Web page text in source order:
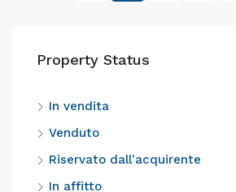
Property Status
In vendita
Venduto
Riservato dall'acquirente
In affitto